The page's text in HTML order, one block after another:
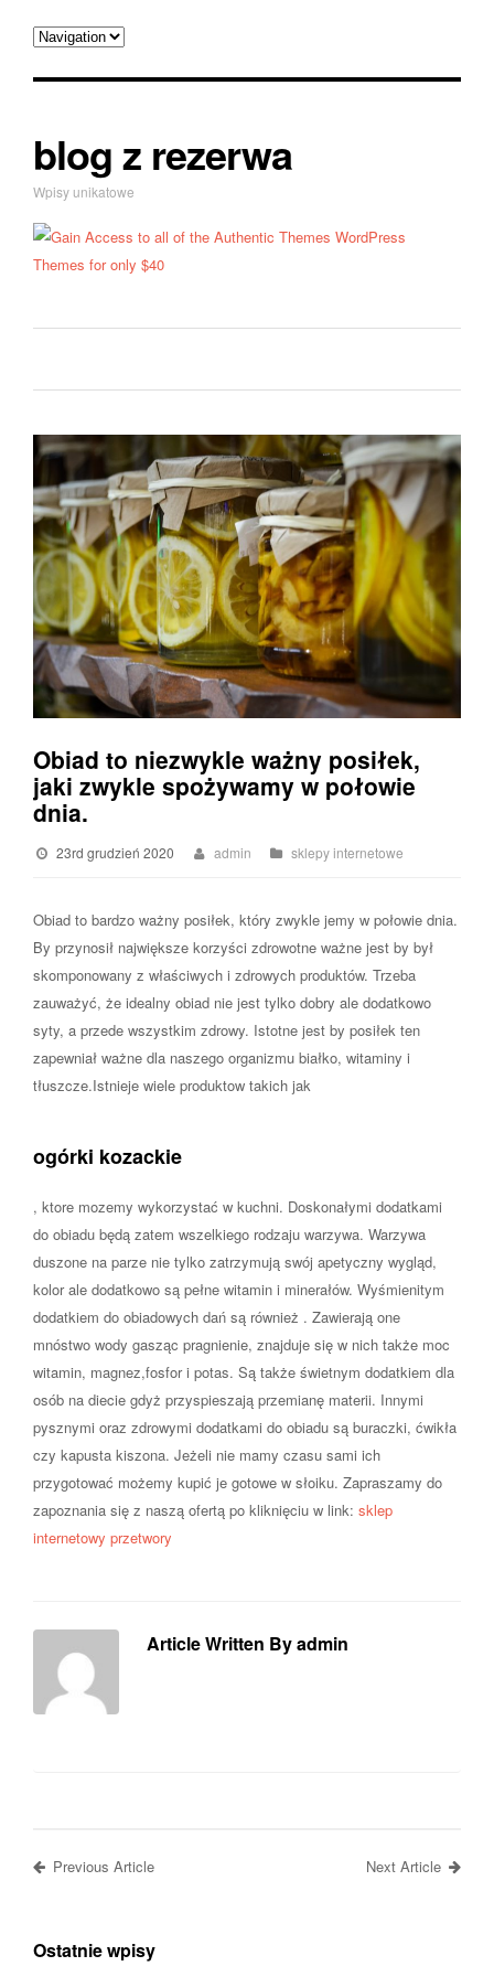
blog z rezerwa
Wpisy unikatowe
Obiad to niezwykle ważny posiłek,
jaki zwykle spożywamy w połowie
dnia.
23rd grudzień 2020 admin sklepy internetowe
Obiad to bardzo ważny posiłek, który zwykle jemy w połowie dnia.
By przynosił największe korzyści zdrowotne ważne jest by był
skomponowany z właściwych i zdrowych produktów. Trzeba
zauważyć, że idealny obiad nie jest tylko dobry ale dodatkowo
syty, a przede wszystkim zdrowy. Istotne jest by posiłek ten
zapewniał ważne dla naszego organizmu białko, witaminy i
tłuszcze.Istnieje wiele produktow takich jak
ogórki kozackie
, ktore mozemy wykorzystać w kuchni. Doskonałymi dodatkami
do obiadu będą zatem wszelkiego rodzaju warzywa. Warzywa
duszone na parze nie tylko zatrzymują swój apetyczny wygląd,
kolor ale dodatkowo są pełne witamin i minerałów. Wyśmienitym
dodatkiem do obiadowych dań są również . Zawierają one
mnóstwo wody gasząc pragnienie, znajduje się w nich także moc
witamin, magnez,fosfor i potas. Są także świetnym dodatkiem dla
osób na diecie gdyż przyspieszają przemianę materii. Innymi
pysznymi oraz zdrowymi dodatkami do obiadu są buraczki, ćwikła
czy kapusta kiszona. Jeżeli nie mamy czasu sami ich
przygotować możemy kupić je gotowe w słoiku. Zapraszamy do
zapoznania się z naszą ofertą po kliknięciu w link: sklep
internetowy przetwory
Article Written By admin
Previous Article Next Article
Ostatnie wpisy